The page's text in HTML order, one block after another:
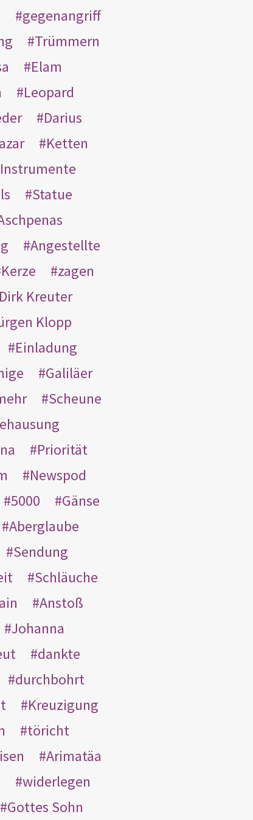
gegenangriff
Trümmern
Elam
Leopard
Darius
Ketten
Instrumente
Statue
Angestellte
Kerze
zagen
Dirk Kreuter
Klopp
Einladung
Galiläer
Scheune
Priorität
Newspod
5000
Gänse
Aberglaube
Sendung
Schläuche
Anstoß
Johanna
dankte
durchbohrt
Kreuzigung
töricht
Arimatäa
widerlegen
Gottes Sohn